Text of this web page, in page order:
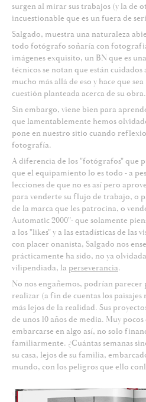
surgen al mirar sus trabajos (y la de
incuestionable que es un fuera de
Salgado, muestra una naturaleza
todo fotógrafo soñaría con
imágenes exquisito, un BN que es
técnicos se notan que están
mucho más allá de eso y hace que
cuestión planteada acerca de su obra.
Sin embargo, viene bien para
que lamentablemente hemos
pone en nuestro sitio cuando
fotografía.
A diferencia de los "fotógrafos" que
que el equipamiento lo es todo - a
lecciones de que no es así pero
para venderte su flujo de trabajo, o
de la marca que les patrocina, o
Automatic 2000"- que solamente
a los "likes" y a las estadísticas de las
con placer onanista, Salgado nos
prácticamente ha sido, no ya
vilipendiada, la perseverancia.
No nos engañemos, podrían parecer
realizar (a fin de cuentas los paisajes
más lejos de la realidad. Sus
de unos 10 años de media. Muy
embarcarse en algo así, no solo
familiarmente. ¿Cuántas semanas
su casa, lejos de su familia,
mundo, con los peligros que ello